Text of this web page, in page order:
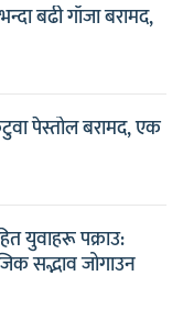
बढी गाँजा बरामद,
पेस्तोल बरामद, एक
युवाहरू पक्राउ:
सद्भाव जोगाउन